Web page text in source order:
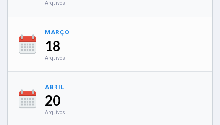
Arquivos
MARÇO
18
Arquivos
ABRIL
20
Arquivos